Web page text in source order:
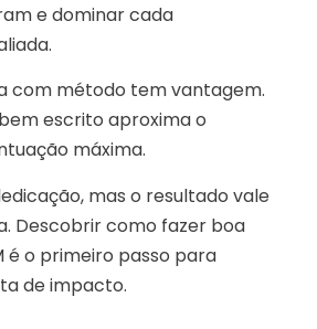
e dominar cada
com método tem vantagem.
escrito aproxima o
máxima.
mas o resultado vale
Descobrir como fazer boa
é o primeiro passo para
de impacto.